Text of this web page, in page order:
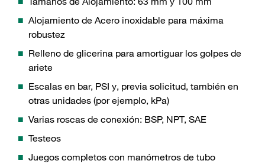
Alojamiento de Acero inoxidable para máxima
robustez
Relleno de glicerina para amortiguar los golpes de
ariete
Escalas en bar, PSI y, previa solicitud, también en
otras unidades (por ejemplo, kPa)
Varias roscas de conexión: BSP, NPT, SAE
Testeos
Juegos completos con manómetros de tubo